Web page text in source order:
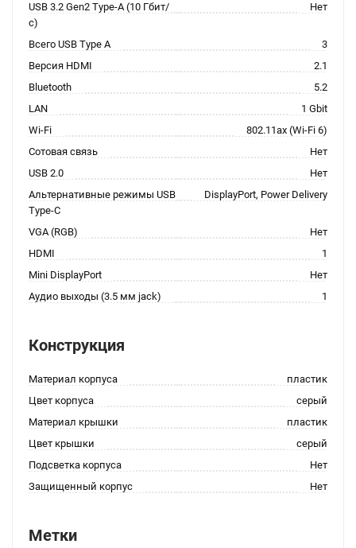
USB 3.2 Gen2 Type-A (10 Гбит/
с)
Нет
Всего USB Type A
3
Версия HDMI
2.1
Bluetooth
5.2
LAN
1 Gbit
Wi-Fi
802.11ax (Wi-Fi 6)
Сотовая связь
Нет
USB 2.0
Нет
Альтернативные режимы USB
Type-C
DisplayPort, Power Delivery
VGA (RGB)
Нет
HDMI
1
Mini DisplayPort
Нет
Аудио выходы (3.5 мм jack)
1
Конструкция
Материал корпуса
пластик
Цвет корпуса
серый
Материал крышки
пластик
Цвет крышки
серый
Подсветка корпуса
Нет
Защищенный корпус
Нет
Метки